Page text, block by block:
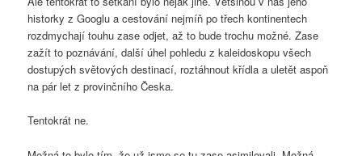
historky z Googlu a cestování nejmíň po třech kontinentech
rozdmychají touhu zase odjet, až to bude trochu možné. Zase
zažít to poznávání, další úhel pohledu z kaleidoskopu všech
dostupých světových destinací, roztáhnout křídla a uletět aspoň
na pár let z provinčního Česka.
Tentokrát ne.